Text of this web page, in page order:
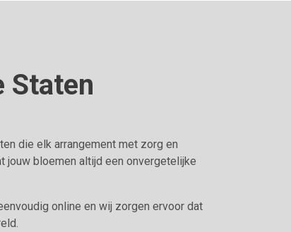
Staten
die elk arrangement met zorg en
jouw bloemen altijd een onvergetelijke
online en wij zorgen ervoor dat